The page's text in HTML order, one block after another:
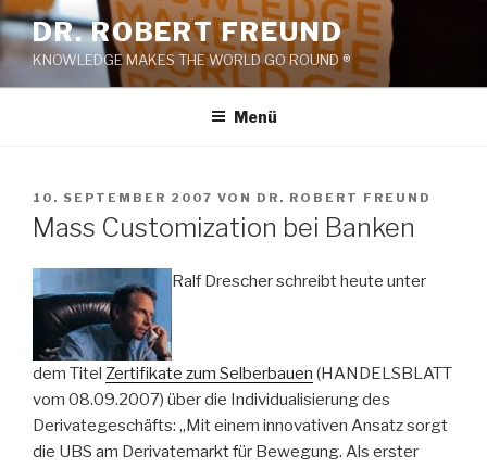
Zum
Inhalt
springen
DR. ROBERT FREUND
KNOWLEDGE MAKES THE WORLD GO ROUND ®
Menü
VERÖFFENTLICHT
AM
10. SEPTEMBER 2007 VON DR. ROBERT FREUND
Mass Customization bei Banken
Ralf Drescher schreibt heute unter
dem Titel Zertifikate zum Selberbauen (HANDELSBLATT
vom 08.09.2007) über die Individualisierung des
Derivategeschäfts: „Mit einem innovativen Ansatz sorgt
die UBS am Derivatemarkt für Bewegung. Als erster